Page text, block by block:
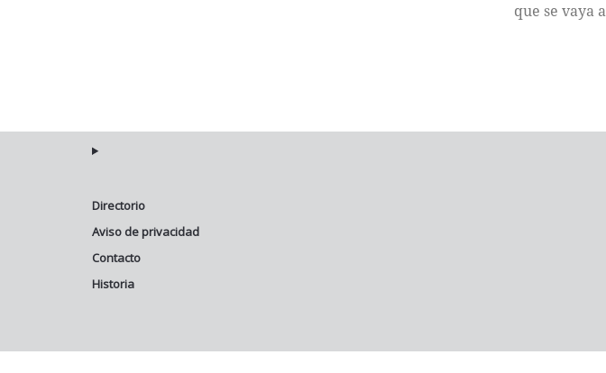
que se vaya
Directorio
Aviso de privacidad
Contacto
Historia